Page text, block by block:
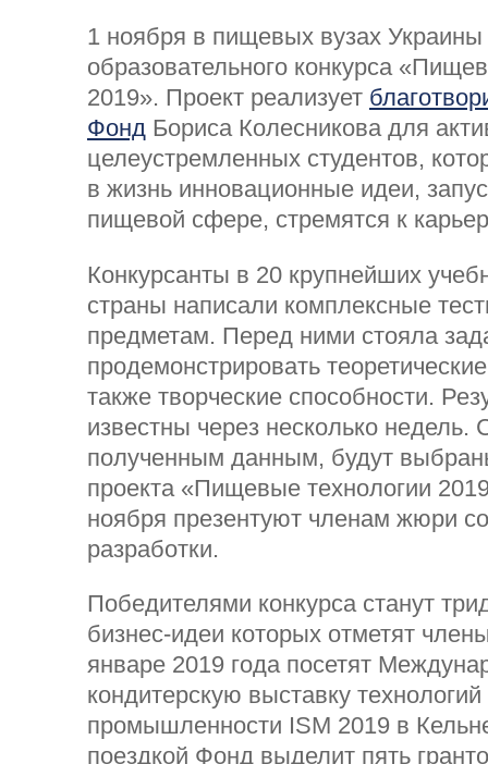
1 ноября в пищевых вузах
образовательного конкурса
2019». Проект реализует
Фонд Бориса Колесникова для
целеустремленных студентов,
в жизнь инновационные идеи,
пищевой сфере, стремятся к
Конкурсанты в 20 крупнейших
страны написали комплексные
предметам. Перед ними стояла
продемонстрировать
также творческие способности.
известны через несколько недель.
полученным данным, будут
проекта «Пищевые технологии
ноября презентуют членам жюри
разработки.
Победителями конкурса станут
бизнес-идеи которых отметят
январе 2019 года посетят
кондитерскую выставку
промышленности ISM 2019 в
поездкой Фонд выделит пять